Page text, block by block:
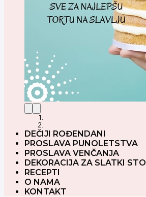
DEČIJI ROĐENDANI
PROSLAVA PUNOLETSTVA
PROSLAVA VENČANJA
DEKORACIJA ZA SLATKI STO
RECEPTI
O NAMA
KONTAKT